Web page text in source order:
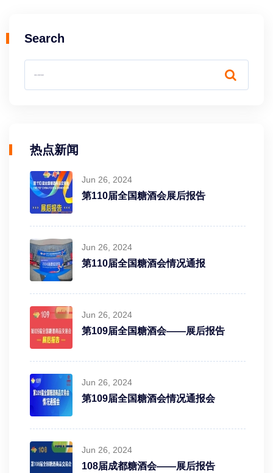
Search
热点新闻
Jun 26, 2024
第110届全国糖酒会展后报告
Jun 26, 2024
第110届全国糖酒会情况通报
Jun 26, 2024
第109届全国糖酒会——展后报告
Jun 26, 2024
第109届全国糖酒会情况通报会
Jun 26, 2024
108届成都糖酒会——展后报告